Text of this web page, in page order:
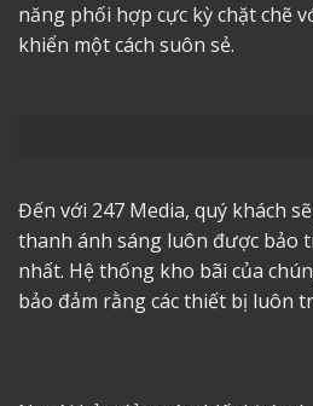
năng phối hợp cực kỳ chặt chẽ
khiển một cách suôn sẻ.
Đến với 247 Media, quý khách
thanh ánh sáng luôn được bảo
nhất. Hệ thống kho bãi của
bảo đảm rằng các thiết bị luôn